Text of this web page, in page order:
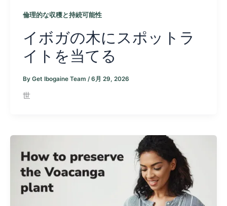
倫理的な収穫と持続可能性
イボガの木にスポットラ
イトを当てる
By Get Ibogaine Team /6月 29, 2026
世